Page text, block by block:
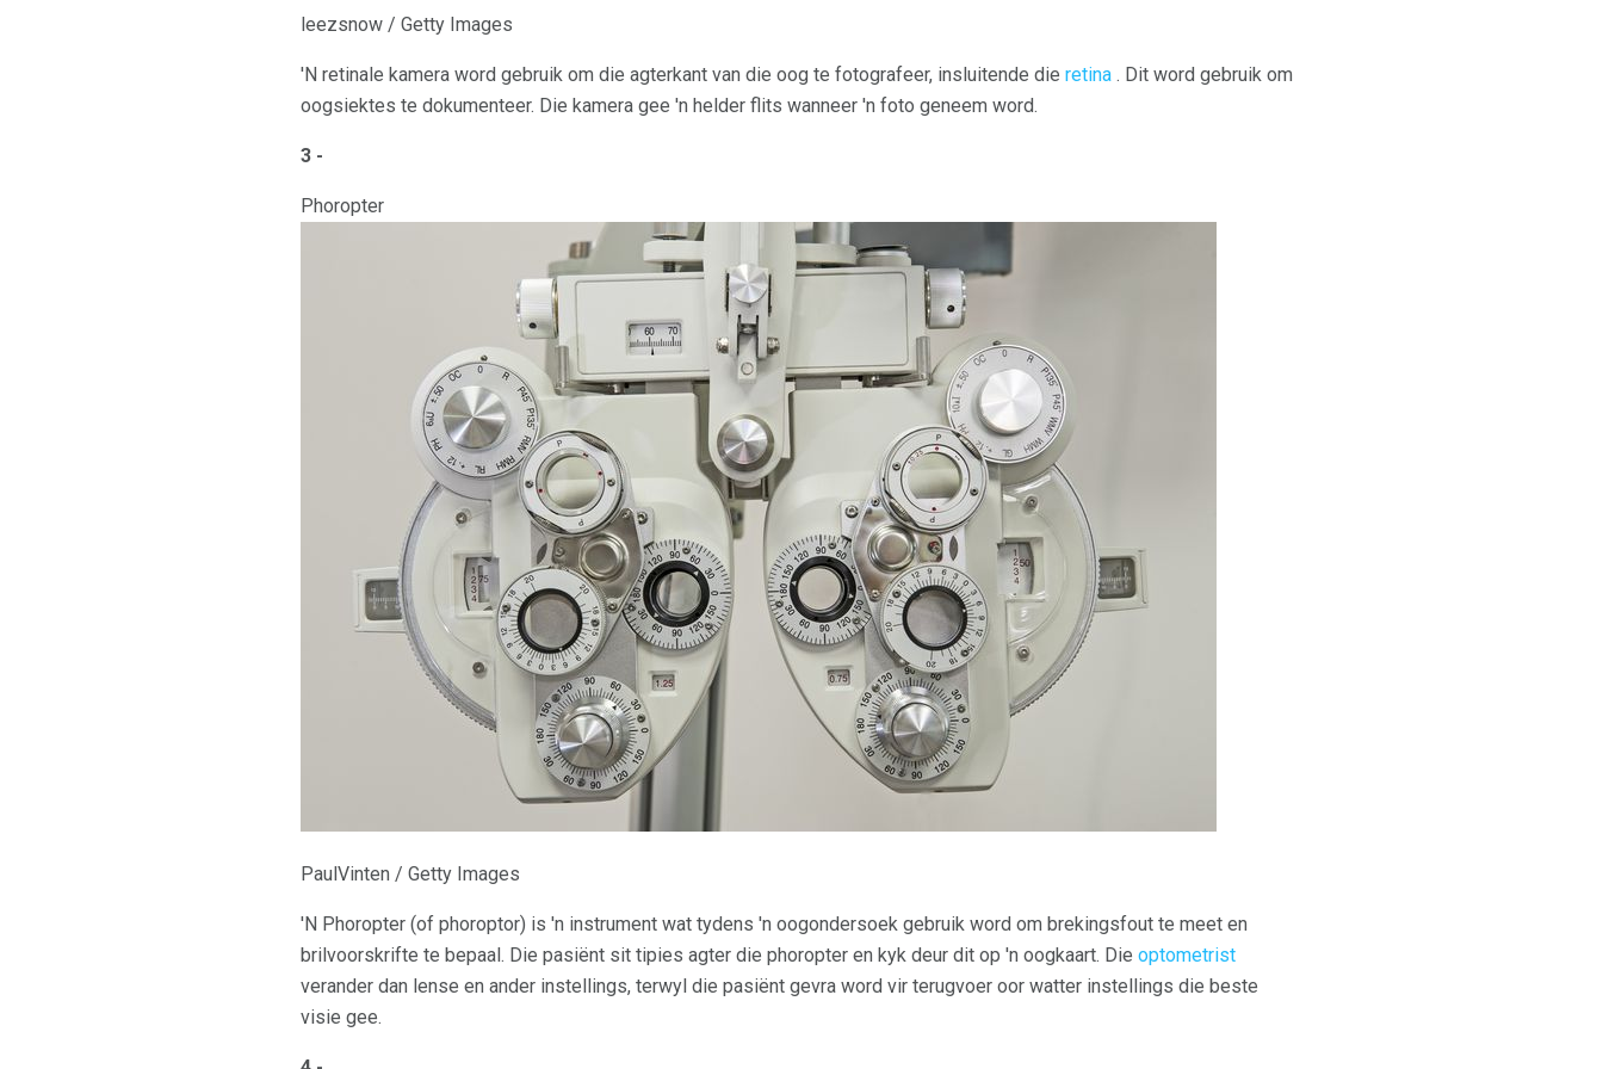
leezsnow / Getty Images
'N retinale kamera word gebruik om die agterkant van die oog te fotografeer, insluitende die retina . Dit word gebruik om
oogsiektes te dokumenteer. Die kamera gee 'n helder flits wanneer 'n foto geneem word.
3 -
Phoropter
PaulVinten / Getty Images
'N Phoropter (of phoroptor) is 'n instrument wat tydens 'n oogondersoek gebruik word om brekingsfout te meet en
brilvoorskrifte te bepaal. Die pasiënt sit tipies agter die phoropter en kyk deur dit op 'n oogkaart. Die optometrist
verander dan lense en ander instellings, terwyl die pasiënt gevra word vir terugvoer oor watter instellings die beste
visie gee.